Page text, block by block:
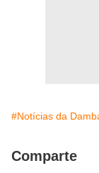
#Notícias da
Comparte